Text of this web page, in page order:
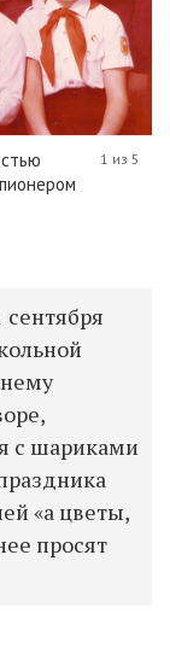
1 из 5
с шариками
«а цветы,
просят